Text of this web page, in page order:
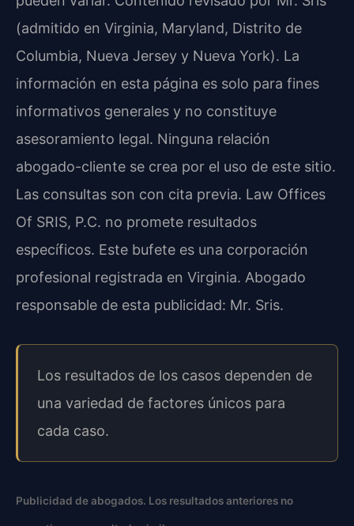
(admitido en Virginia, Maryland, Distrito de
Columbia, Nueva Jersey y Nueva York). La
información en esta página es solo para fines
informativos generales y no constituye
asesoramiento legal. Ninguna relación
abogado-cliente se crea por el uso de este sitio.
Las consultas son con cita previa. Law Offices
Of SRIS, P.C. no promete resultados
específicos. Este bufete es una corporación
profesional registrada en Virginia. Abogado
responsable de esta publicidad: Mr. Sris.
Los resultados de los casos dependen de
una variedad de factores únicos para
cada caso.
Publicidad de abogados. Los resultados anteriores no